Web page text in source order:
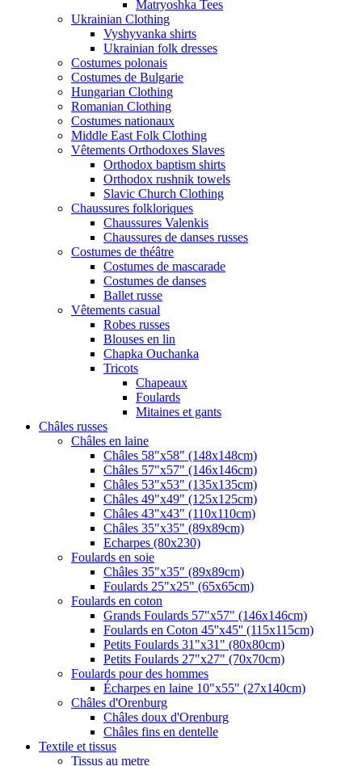
Matryoshka Tees
Ukrainian Clothing
Vyshyvanka shirts
Ukrainian folk dresses
Costumes polonais
Costumes de Bulgarie
Hungarian Clothing
Romanian Clothing
Costumes nationaux
Middle East Folk Clothing
Vêtements Orthodoxes Slaves
Orthodox baptism shirts
Orthodox rushnik towels
Slavic Church Clothing
Chaussures folkloriques
Chaussures Valenkis
Chaussures de danses russes
Costumes de théâtre
Costumes de mascarade
Costumes de danses
Ballet russe
Vêtements casual
Robes russes
Blouses en lin
Chapka Ouchanka
Tricots
Chapeaux
Foulards
Mitaines et gants
Châles russes
Châles en laine
Châles 58"x58" (148x148cm)
Châles 57"x57" (146x146cm)
Châles 53"x53" (135x135cm)
Châles 49"x49" (125x125cm)
Châles 43"x43" (110x110cm)
Châles 35"x35" (89x89cm)
Echarpes (80х230)
Foulards en soie
Châles 35"x35" (89x89cm)
Foulards 25"x25" (65x65cm)
Foulards en coton
Grands Foulards 57"x57" (146x146cm)
Foulards en Coton 45''x45'' (115x115cm)
Petits Foulards 31"x31" (80x80cm)
Petits Foulards 27"x27" (70x70cm)
Foulards pour des hommes
Écharpes en laine 10"x55" (27x140cm)
Châles d'Orenburg
Châles doux d'Orenburg
Châles fins en dentelle
Textile et tissus
Tissus au metre